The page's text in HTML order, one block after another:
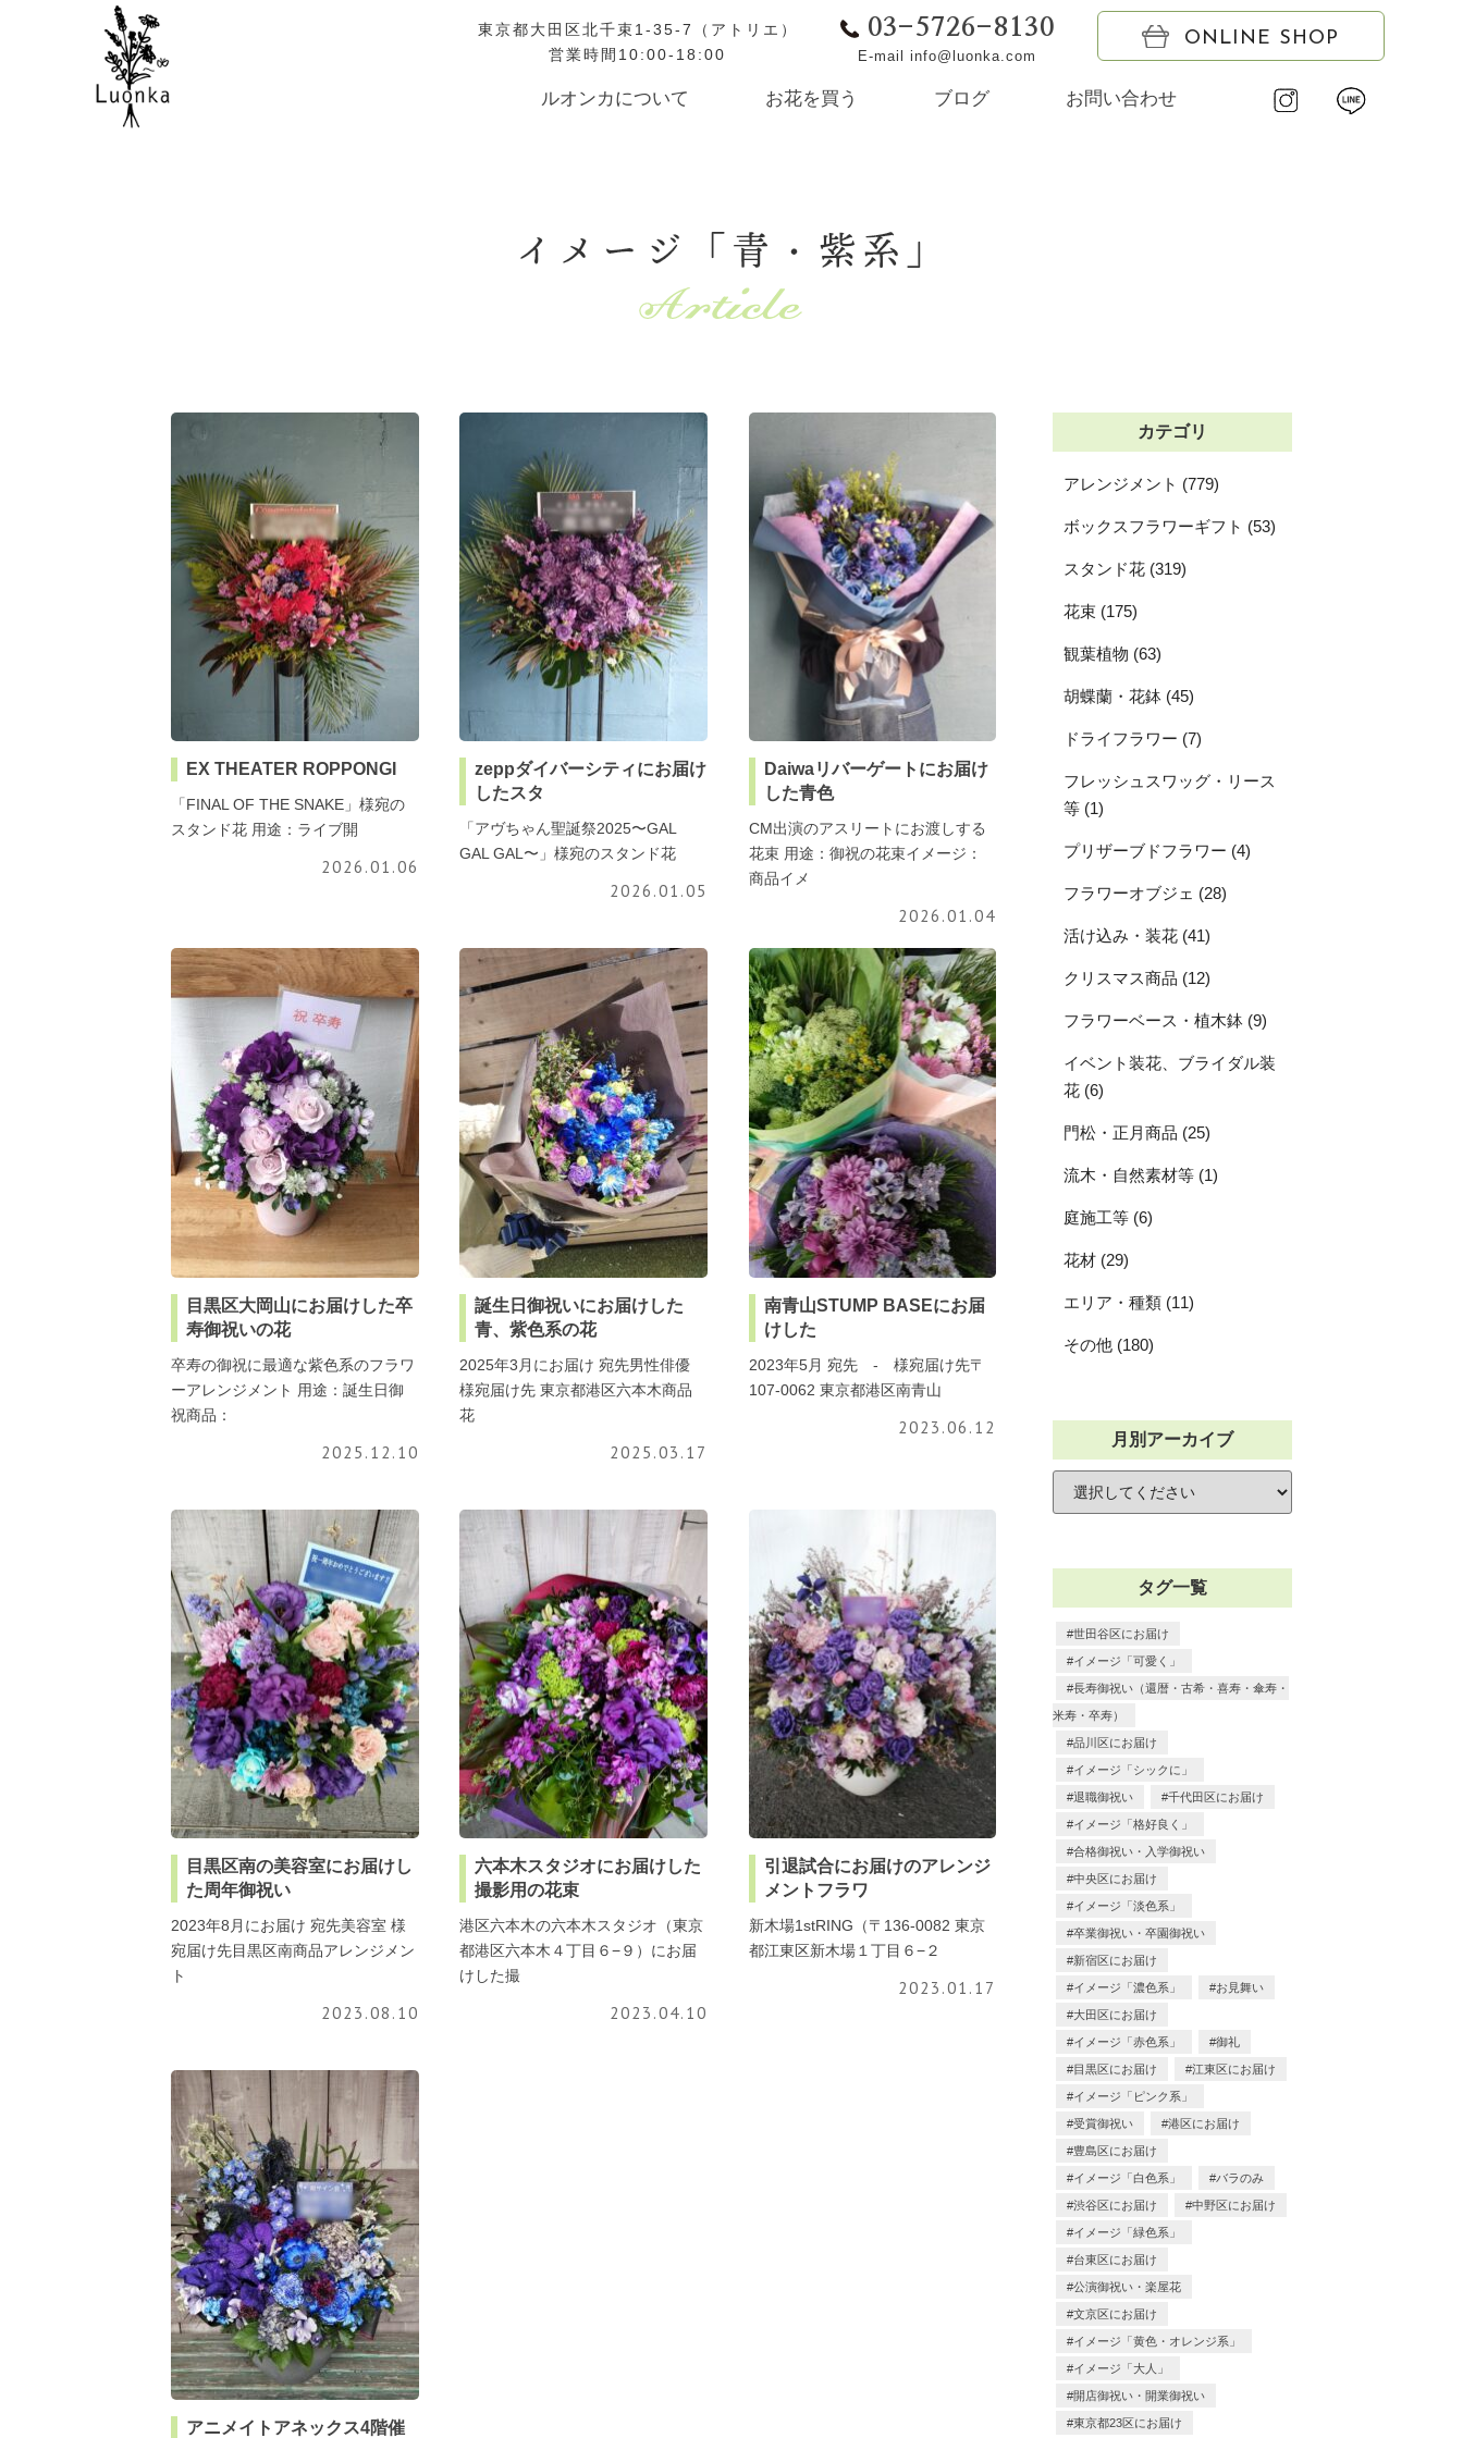
東京都大田区北千束1-35-7（アトリエ）
営業時間10:00-18:00
03-5726-8130
E-mail info@luonka.com
ONLINE SHOP
ルオンカについて お花を買う ブログ お問い合わせ
イメージ「青・紫系」
EX THEATER ROPPONGI
「FINAL OF THE SNAKE」様宛の
スタンド花 用途：ライブ開
2026.01.06
zeppダイバーシティにお届け
したスタ
「アヴちゃん聖誕祭2025〜GAL
GAL GAL〜」様宛のスタンド花
2026.01.05
Daiwaリバーゲートにお届け
した青色
CM出演のアスリートにお渡しする
花束 用途：御祝の花束イメージ：
商品イメ
2026.01.04
目黒区大岡山にお届けした卒
寿御祝いの花
卒寿の御祝に最適な紫色系のフラワ
ーアレンジメント 用途：誕生日御
祝商品：
2025.12.10
誕生日御祝いにお届けした
青、紫色系の花
2025年3月にお届け 宛先男性俳優
様宛届け先 東京都港区六本木商品
花
2025.03.17
南青山STUMP BASEにお届
けした
2023年5月 宛先 - 様宛届け先〒
107-0062 東京都港区南青山
2023.06.12
目黒区南の美容室にお届けし
た周年御祝い
2023年8月にお届け 宛先美容室 様
宛届け先目黒区南商品アレンジメン
ト
2023.08.10
六本木スタジオにお届けした
撮影用の花束
港区六本木の六本木スタジオ（東京
都港区六本木４丁目６−９）にお届
けした撮
2023.04.10
引退試合にお届けのアレンジ
メントフラワ
新木場1stRING（〒136-0082 東京
都江東区新木場１丁目６−２
2023.01.17
アニメイトアネックス4階催
カテゴリ
アレンジメント (779)
ボックスフラワーギフト (53)
スタンド花 (319)
花束 (175)
観葉植物 (63)
胡蝶蘭・花鉢 (45)
ドライフラワー (7)
フレッシュスワッグ・リース
等 (1)
プリザーブドフラワー (4)
フラワーオブジェ (28)
活け込み・装花 (41)
クリスマス商品 (12)
フラワーベース・植木鉢 (9)
イベント装花、ブライダル装
花 (6)
門松・正月商品 (25)
流木・自然素材等 (1)
庭施工等 (6)
花材 (29)
エリア・種類 (11)
その他 (180)
月別アーカイブ
タグ一覧
世田谷区にお届け
イメージ「可愛く」
長寿御祝い（還暦・古希・喜寿・傘寿・
米寿・卒寿）
品川区にお届け
イメージ「シックに」
退職御祝い 千代田区にお届け
イメージ「格好良く」
合格御祝い・入学御祝い
中央区にお届け
イメージ「淡色系」
卒業御祝い・卒園御祝い
新宿区にお届け
イメージ「濃色系」 お見舞い
大田区にお届け
イメージ「赤色系」 御礼
目黒区にお届け 江東区にお届け
イメージ「ピンク系」
受賞御祝い 港区にお届け
豊島区にお届け
イメージ「白色系」 バラのみ
渋谷区にお届け 中野区にお届け
イメージ「緑色系」
台東区にお届け
公演御祝い・楽屋花
文京区にお届け
イメージ「黄色・オレンジ系」
イメージ「大人」
開店御祝い・開業御祝い
東京都23区にお届け